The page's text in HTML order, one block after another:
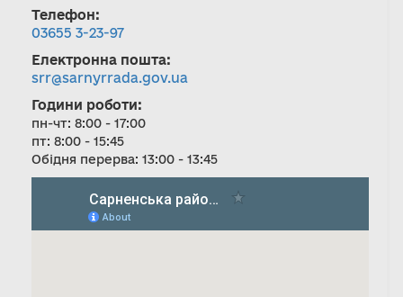
Телефон:
03655 3-23-97
Електронна пошта:
srr@sarnyrrada.gov.ua
Години роботи:
пн-чт: 8:00 - 17:00
пт: 8:00 - 15:45
Обідня перерва: 13:00 - 13:45